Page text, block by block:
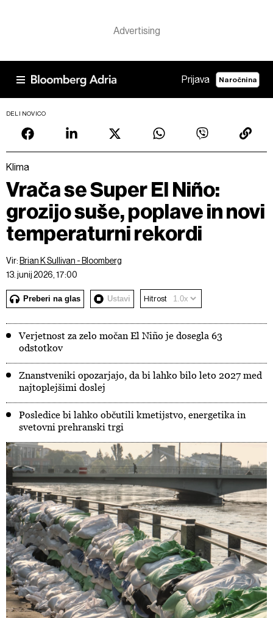
Prijava Naročnina
DELI NOVICO
Klima
Vrača se Super El Niño:
grozijo suše, poplave in novi
temperaturni rekordi
Vir: Brian K Sullivan - Bloomberg
13. junij 2026, 17:00
Preberi na glas Ustavi Hitrost
Verjetnost za zelo močan El Niño je dosegla 63
odstotkov
Znanstveniki opozarjajo, da bi lahko bilo leto 2027 med
najtoplejšimi doslej
Posledice bi lahko občutili kmetijstvo, energetika in
svetovni prehranski trgi